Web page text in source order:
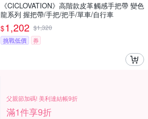
《CICLOVATION》高階款皮革觸感手把帶 變色
龍系列 握把帶/手把/把手/單車/自行車
$1,202 $1,320
挑戰低價
券
父親節加碼! 美利達結帳9折
滿1件享9折